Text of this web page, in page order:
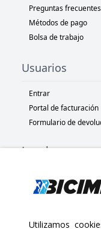
Preguntas frecuentes
Métodos de pago
Bolsa de trabajo
Usuarios
Entrar
Portal de facturación
Formulario de
Legal
Políticas de privacidad
Políticas de devolución
Utilizamos